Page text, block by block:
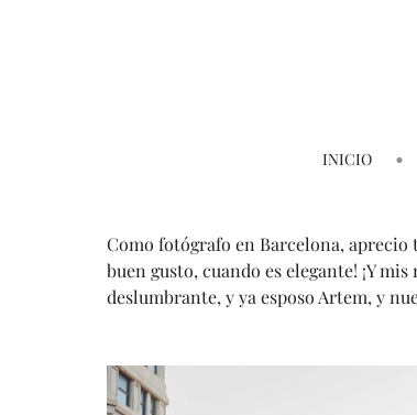
INICIO
Como fotógrafo en Barcelona, aprecio
buen gusto, cuando es elegante! ¡Y
deslumbrante, y ya esposo Artem, y